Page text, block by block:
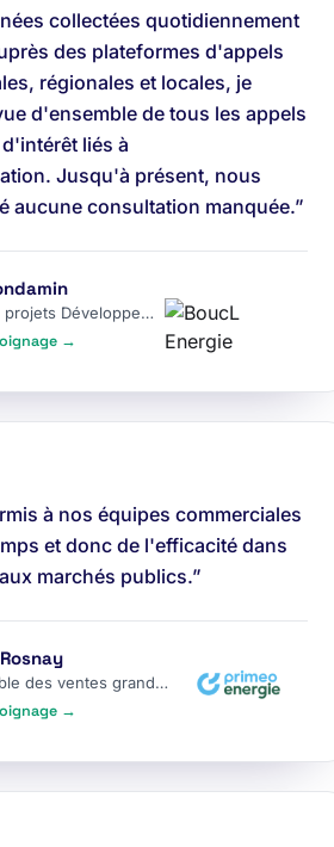
collectées quotidiennement
des plateformes d'appels
régionales et locales, je
d'ensemble de tous les appels
liés à
Jusqu'à présent, nous
aucune consultation manquée.”
Cheffe de projets Développement
→
à nos équipes commerciales
et donc de l'efficacité dans
marchés publics.”
Responsable des ventes grands comptes
→